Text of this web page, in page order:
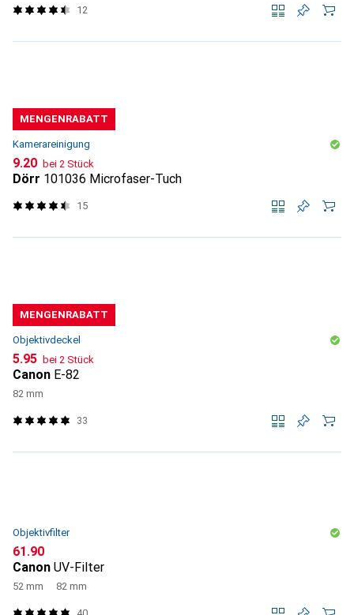
12
MENGENRABATT
Kamerareinigung
CHF
9.20 bei 2 Stück
Dörr 101036 Microfaser-Tuch
15
MENGENRABATT
Objektivdeckel
CHF
5.95 bei 2 Stück
Canon E-82
82 mm
33
Objektivfilter
CHF
61.90
Canon UV-Filter
52 mm 82 mm